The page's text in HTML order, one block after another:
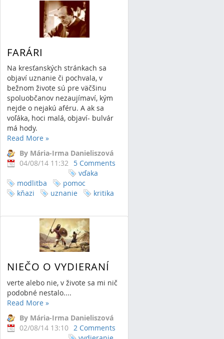
FARÁRI
Na kresťanských stránkach sa
objaví uznanie či pochvala, v
bežnom živote sú pre väčšinu
spoluobčanov nezaujímaví, kým
nejde o nejakú aféru. A ak sa
voľáka, hoci malá, objaví- bulvár
má hody.
Read More »
By Mária-Irma Danieliszová
04/08/14 11:32 5 Comments
vďaka
modlitba
pomoc
kňazi
uznanie kritika
NIEČO O VYDIERANÍ
verte alebo nie, v živote sa mi nič
podobné nestalo....
Read More »
By Mária-Irma Danieliszová
02/08/14 13:10 2 Comments